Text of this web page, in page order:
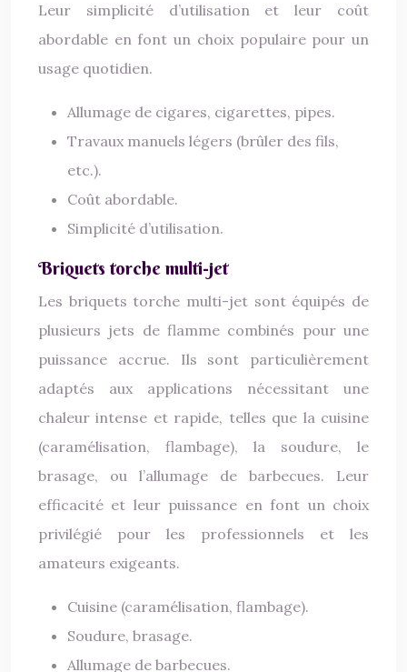
Leur simplicité d’utilisation et leur coût
abordable en font un choix populaire pour un
usage quotidien.
Allumage de cigares, cigarettes, pipes.
Travaux manuels légers (brûler des fils,
etc.).
Coût abordable.
Simplicité d’utilisation.
Briquets torche multi-jet
Les briquets torche multi-jet sont équipés de
plusieurs jets de flamme combinés pour une
puissance accrue. Ils sont particulièrement
adaptés aux applications nécessitant une
chaleur intense et rapide, telles que la cuisine
(caramélisation, flambage), la soudure, le
brasage, ou l’allumage de barbecues. Leur
efficacité et leur puissance en font un choix
privilégié pour les professionnels et les
amateurs exigeants.
Cuisine (caramélisation, flambage).
Soudure, brasage.
Allumage de barbecues.